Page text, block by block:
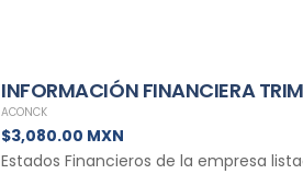
INFORMACIÓN FINANCIERA
ACONCK
$3,080.00 MXN
Estados Financieros de la empresa